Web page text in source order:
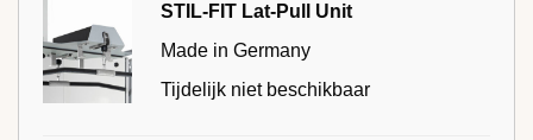
STIL-FIT Lat-Pull Unit
Made in Germany
Tijdelijk niet beschikbaar